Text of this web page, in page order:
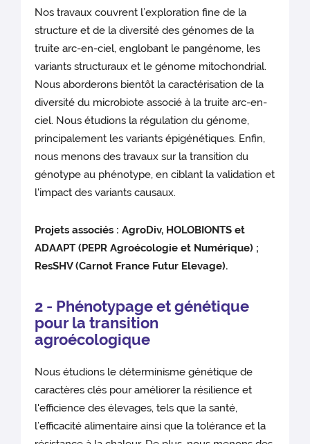
Nos travaux couvrent l’exploration fine de la
structure et de la diversité des génomes de la
truite arc-en-ciel, englobant le pangénome, les
variants structuraux et le génome mitochondrial.
Nous aborderons bientôt la caractérisation de la
diversité du microbiote associé à la truite arc-en-
ciel. Nous étudions la régulation du génome,
principalement les variants épigénétiques. Enfin,
nous menons des travaux sur la transition du
génotype au phénotype, en ciblant la validation et
l'impact des variants causaux.
Projets associés : AgroDiv, HOLOBIONTS et
ADAAPT (PEPR Agroécologie et Numérique) ;
ResSHV (Carnot France Futur Elevage).
2 - Phénotypage et génétique
pour la transition
agroécologique
Nous étudions le déterminisme génétique de
caractères clés pour améliorer la résilience et
l'efficience des élevages, tels que la santé,
l’efficacité alimentaire ainsi que la tolérance et la